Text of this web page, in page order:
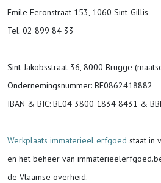
Emile Feronstraat 153, 1060 Sint-Gillis
Tel. 02 899 84 33
Sint-Jakobsstraat 36, 8000 Brugge
Ondernemingsnummer: BE0862418882
IBAN & BIC: BE04 3800 1834 8431 &
Werkplaats immaterieel erfgoed staat in
en het beheer van
de Vlaamse overheid.